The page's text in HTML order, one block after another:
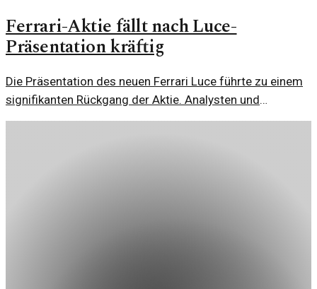
Ferrari-Aktie fällt nach Luce-
Präsentation kräftig
Die Präsentation des neuen Ferrari Luce führte zu einem
signifikanten Rückgang der Aktie. Analysten und
Investoren sind besorgt über die Marktreaktionen und die